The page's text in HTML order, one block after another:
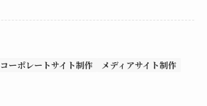
コーポレートサイト制作
メディアサイト制作